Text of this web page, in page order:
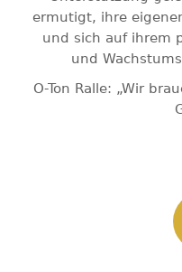
ermutigt, ihre
und sich auf ihrem
und
O-Ton Ralle: „Wir